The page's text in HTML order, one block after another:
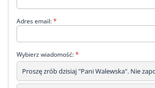
Adres email:*
Wybierz wiadomość:*
Proszę zrób dzisiaj "Pani Walewska". Nie